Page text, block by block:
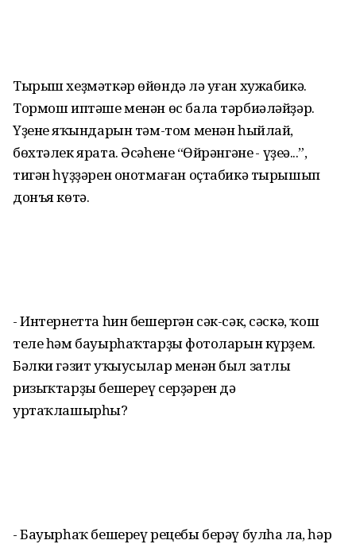
Тырыш хеҙмәткәр өйөндә лә уңған хужабикә.
Тормош иптәше менән өс бала тәрбиәләйҙәр.
Үҙенең яҡындарын тәм-том менән һыйлай,
бөхтәлек ярата. Әсәһенең “Өйрәнгәнең - үҙеңә...”,
тигән һүҙҙәрен онотмаған оҫтабикә тырышып
донъя көтә.
- Интернетта һин бешергән сәк-сәк, сәскә, ҡош
теле һәм бауырһаҡтарҙың фотоларын күрҙем.
Бәлки гәзит уҡыусылар менән был затлы
ризыҡтарҙы бешереү серҙәрен дә
уртаҡлашырһың?
- Бауырһаҡ бешереү рецебы берәү булһа ла, һәр